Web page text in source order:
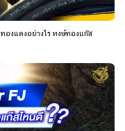
งแดงอย่างไร หงษ์ทองแก๊ส